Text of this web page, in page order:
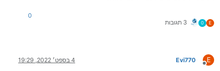
E
0 3 תגובות
0
E
מנותק
Evi770 4 בספט׳ 2022, 19:29